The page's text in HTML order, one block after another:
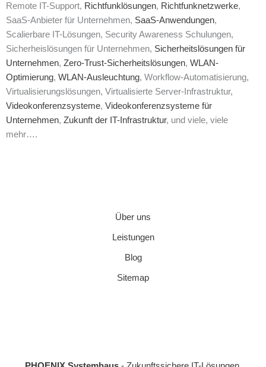
Remote IT-Support, Richtfunklösungen, Richtfunknetzwerke,
SaaS-Anbieter für Unternehmen, SaaS-Anwendungen,
Scalierbare IT-Lösungen, Security Awareness Schulungen,
Sicherheislösungen für Unternehmen, Sicherheitslösungen für
Unternehmen, Zero-Trust-Sicherheitslösungen, WLAN-
Optimierung, WLAN-Ausleuchtung, Workflow-Automatisierung,
Virtualisierungslösungen, Virtualisierte Server-Infrastruktur,
Videokonferenzsysteme, Videokonferenzsysteme für
Unternehmen, Zukunft der IT-Infrastruktur, und viele, viele
mehr….
Über uns
Leistungen
Blog
Sitemap